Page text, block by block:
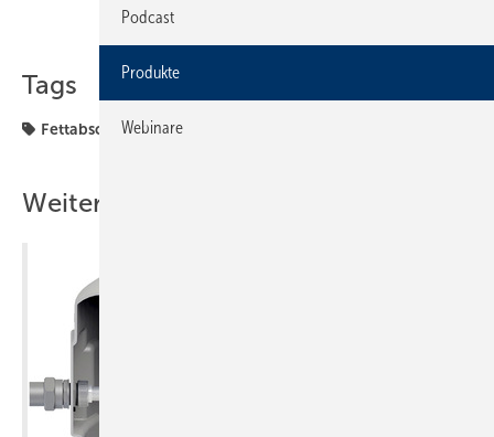
Tags
Fettabscheider Produkte
Weitere Inhalte
Podcast
Produkte
Webinare